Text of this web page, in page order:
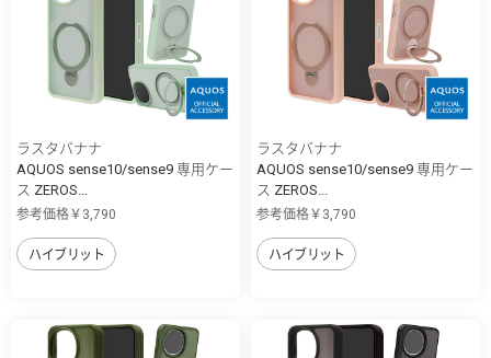
ラスタバナナ
AQUOS sense10/sense9 専用ケー
ス ZEROS...
参考価格￥3,790
ハイブリット
ラスタバナナ
AQUOS sense10/sense9 専用ケー
ス ZEROS...
参考価格￥3,790
ハイブリット